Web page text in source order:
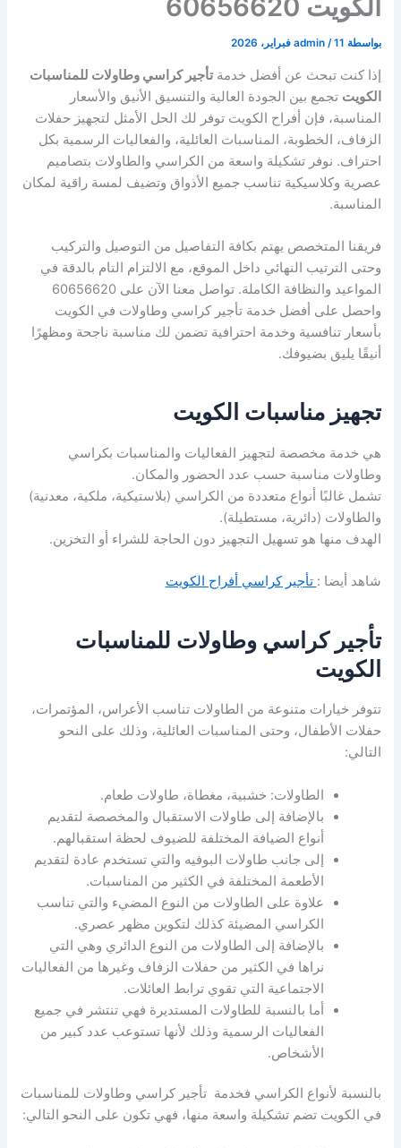
الكويت 60656620
بواسطة admin /11 فبراير، 2026
إذا كنت تبحث عن أفضل خدمةتأجير كراسي وطاولات للمناسبات
الكويت تجمع بين الجودة العالية والتنسيق الأنيق والأسعار
المناسبة، فإن أفراح الكويت توفر لك الحل الأمثل لتجهيز حفلات
الزفاف، الخطوبة، المناسبات العائلية، والفعاليات الرسمية بكل
احتراف. نوفر تشكيلة واسعة من الكراسي والطاولات بتصاميم
عصرية وكلاسيكية تناسب جميع الأذواق وتضيف لمسة راقية لمكان
المناسبة.
فريقنا المتخصص يهتم بكافة التفاصيل من التوصيل والتركيب
وحتى الترتيب النهائي داخل الموقع، مع الالتزام التام بالدقة في
المواعيد والنظافة الكاملة. تواصل معنا الآن على 60656620
واحصل على أفضل خدمة تأجير كراسي وطاولات في الكويت
بأسعار تنافسية وخدمة احترافية تضمن لك مناسبة ناجحة ومظهرًا
أنيقًا يليق بضيوفك.
تجهيز مناسبات الكويت
هي خدمة مخصصة لتجهيز الفعاليات والمناسبات بكراسي
وطاولات مناسبة حسب عدد الحضور والمكان.
تشمل غالبًا أنواع متعددة من الكراسي (بلاستيكية، ملكية، معدنية)
والطاولات (دائرية، مستطيلة).
الهدف منها هو تسهيل التجهيز دون الحاجة للشراء أو التخزين.
شاهد أيضا : تأجير كراسي أفراح الكويت
تأجير كراسي وطاولات للمناسبات
الكويت
تتوفر خيارات متنوعة من الطاولات تناسب الأعراس، المؤتمرات،
حفلات الأطفال، وحتى المناسبات العائلية، وذلك على النحو
التالي:
الطاولات: خشبية، مغطاة، طاولات طعام.
بالإضافة إلى طاولات الاستقبال والمخصصة لتقديم
أنواع الضيافة المختلفة للضيوف لحظة استقبالهم.
إلى جانب طاولات البوفيه والتي تستخدم عادة لتقديم
الأطعمة المختلفة في الكثير من المناسبات.
علاوة على الطاولات من النوع المضيء والتي تناسب
الكراسي المضيئة كذلك لتكوين مظهر عصري.
بالإضافة إلى الطاولات من النوع الدائري وهي التي
نراها في الكثير من حفلات الزفاف وغيرها من الفعاليات
الاجتماعية التي تقوي ترابط العائلات.
أما بالنسبة للطاولات المستديرة فهي تنتشر في جميع
الفعاليات الرسمية وذلك لأنها تستوعب عدد كبير من
الأشخاص.
بالنسبة لأنواع الكراسي فخدمة تأجير كراسي وطاولات للمناسبات
في الكويت تضم تشكيلة واسعة منها، فهي تكون على النحو التالي: